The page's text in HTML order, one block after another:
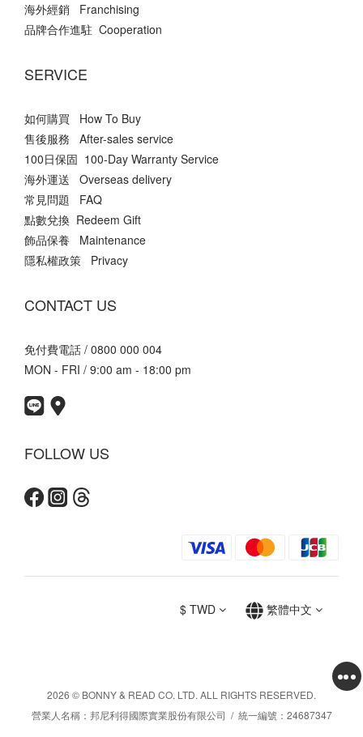
海外經銷 Franchising
品牌合作進駐 Cooperation
SERVICE
如何購買 How To Buy
售後服務 After-sales service
100日保固 100-Day Warranty Service
海外運送 Overseas delivery
常見問題 FAQ
點數兌換 Redeem Gift
飾品保養 Maintenance
隱私權政策 Privacy
CONTACT US
免付費電話 / 0800 000 004
MON - FRI / 9:00 am - 18:00 pm
FOLLOW US
$ TWD 繁體中文
2026 © BONNY & READ CO. LTD. ALL RIGHTS RESERVED.
營業人名稱：邦尼利得國際實業股份有限公司 / 統一編號：24687347